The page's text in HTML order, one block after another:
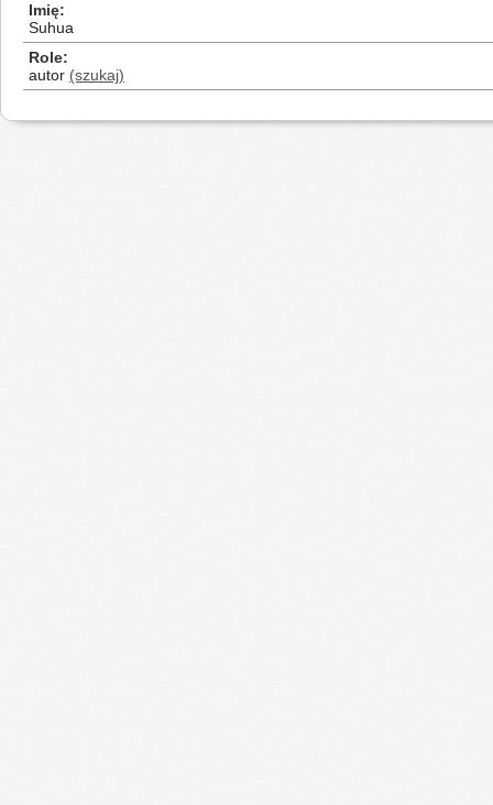
Imię
Suhua
Role
autor (szukaj)